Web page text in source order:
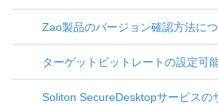
Zao製品のバージョン確認方法に
ターゲットビットレートの設定可
Soliton SecureDesktopサービスの